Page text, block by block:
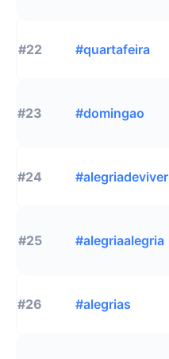
#22 #quartafeira
#23 #domingao
#24 #alegriadeviver
#25 #alegriaalegria
#26 #alegrias